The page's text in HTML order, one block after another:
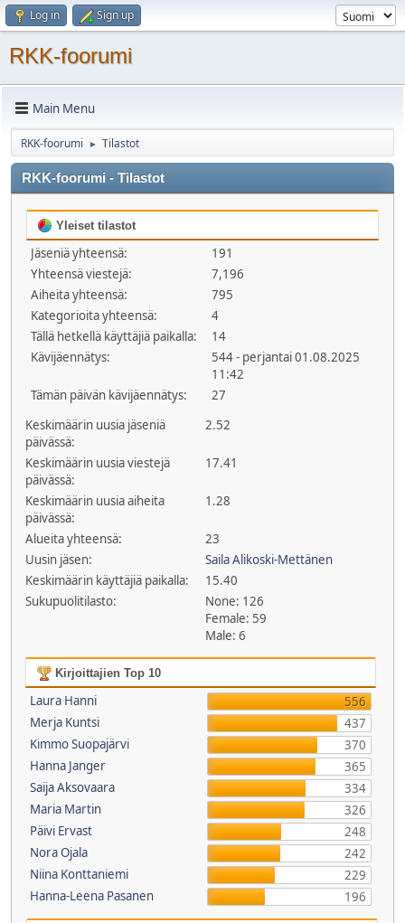
Log in Sign up
RKK-foorumi
Main Menu
RKK-foorumi ► Tilastot
RKK-foorumi - Tilastot
Yleiset tilastot
Jäseniä yhteensä:
191
Yhteensä viestejä:
7,196
Aiheita yhteensä:
795
Kategorioita yhteensä:
4
Tällä hetkellä käyttäjiä paikalla:
14
Kävijäennätys:
544 - perjantai 01.08.2025
11:42
Tämän päivän kävijäennätys:
27
Keskimäärin uusia jäseniä
päivässä:
2.52
Keskimäärin uusia viestejä
päivässä:
17.41
Keskimäärin uusia aiheita
päivässä:
1.28
Alueita yhteensä:
23
Uusin jäsen:
Saila Alikoski-Mettänen
Keskimäärin käyttäjiä paikalla:
15.40
Sukupuolitilasto:
None: 126
Female: 59
Male: 6
Kirjoittajien Top 10
Laura Hanni
556
Merja Kuntsi
437
Kimmo Suopajärvi
370
Hanna Janger
365
Saija Aksovaara
334
Maria Martin
326
Päivi Ervast
248
Nora Ojala
242
Niina Konttaniemi
229
Hanna-Leena Pasanen
196